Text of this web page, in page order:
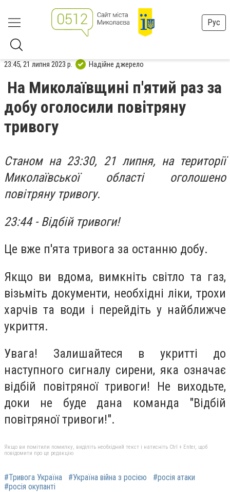
Рус
23:45, 21 липня 2023 р. Надійне джерело
На Миколаївщині п'ятий раз за
добу оголосили повітряну
тривогу
Станом на 23:30, 21 липня, на території
Миколаївської області оголошено
повітряну тривогу.
23:44 - Відбій тривоги!
Це вже п'ята тривога за останню добу.
Якщо ви вдома, вимкніть світло та газ,
візьміть документи, необхідні ліки, трохи
харчів та води і перейдіть у найближче
укриття.
Увага! Залишайтеся в укритті до
наступного сигналу сирени, яка означає
відбій повітряної тривоги! Не виходьте,
доки не буде дана команда "Відбій
повітряної тривоги!".
Якщо ви помітили помилку, виділіть необхідний текст і натисніть Ctrl + Enter, щоб
повідомити про це редакцію
#Тривога Україна #Україна війна з росією
#росія атаки
#росія окупанті